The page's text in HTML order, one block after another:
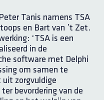
Tanis namens TSA
en Bart van ’t Zet.
‘TSA is een
in de
software met Delphi
om samen te
zorgvuldige
bevordering van de